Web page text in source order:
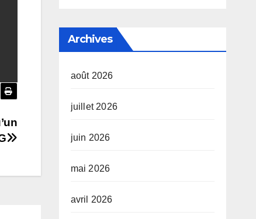
Archives
août 2026
juillet 2026
juin 2026
mai 2026
avril 2026